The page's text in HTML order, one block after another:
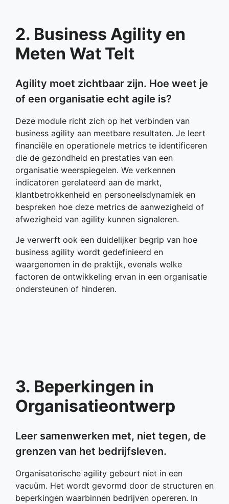
2. Business Agility en
Meten Wat Telt
Agility moet zichtbaar zijn. Hoe weet je
of een organisatie echt agile is?
Deze module richt zich op het verbinden van
business agility aan meetbare resultaten. Je leert
financiële en operationele metrics te identificeren
die de gezondheid en prestaties van een
organisatie weerspiegelen. We verkennen
indicatoren gerelateerd aan de markt,
klantbetrokkenheid en personeelsdynamiek en
bespreken hoe deze metrics de aanwezigheid of
afwezigheid van agility kunnen signaleren.
Je verwerft ook een duidelijker begrip van hoe
business agility wordt gedefinieerd en
waargenomen in de praktijk, evenals welke
factoren de ontwikkeling ervan in een organisatie
ondersteunen of hinderen.
3. Beperkingen in
Organisatieontwerp
Leer samenwerken met, niet tegen, de
grenzen van het bedrijfsleven.
Organisatorische agility gebeurt niet in een
vacuüm. Het wordt gevormd door de structuren en
beperkingen waarbinnen bedrijven opereren. In